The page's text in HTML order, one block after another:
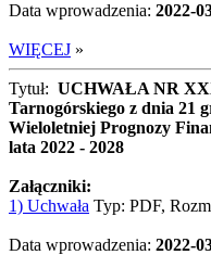
Data wprowadzenia: 2022-
WIĘCEJ »
Tytuł: UCHWAŁA NR
Tarnogórskiego z dnia 21
Wieloletniej Prognozy
lata 2022 - 2028
Załączniki:
1) Uchwała Typ: PDF,
Data wprowadzenia: 2022-